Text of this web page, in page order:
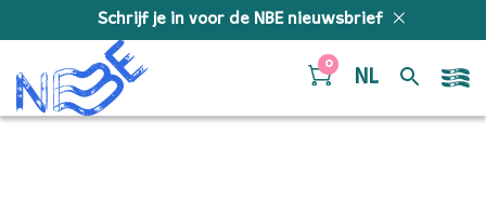
Schrijf je in voor de NBE nieuwsbrief
0
NL